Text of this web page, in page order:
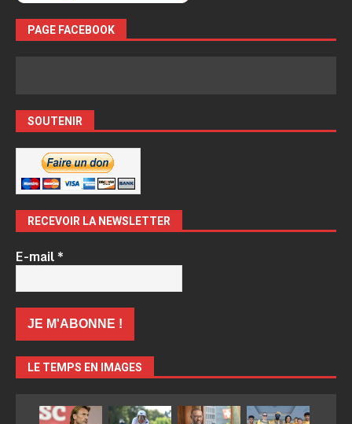
PAGE FACEBOOK
SOUTENIR
RECEVOIR LA NEWSLETTER
E-mail*
LE TEMPS EN IMAGES